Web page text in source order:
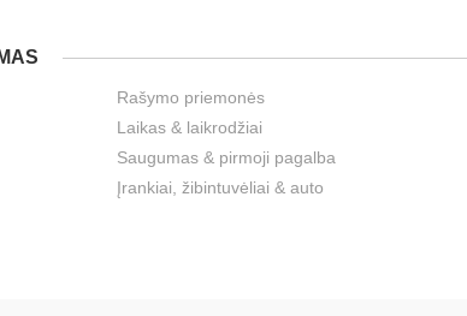
Rašymo priemonės
Laikas & laikrodžiai
Saugumas & pirmoji pagalba
Įrankiai, žibintuvėliai & auto